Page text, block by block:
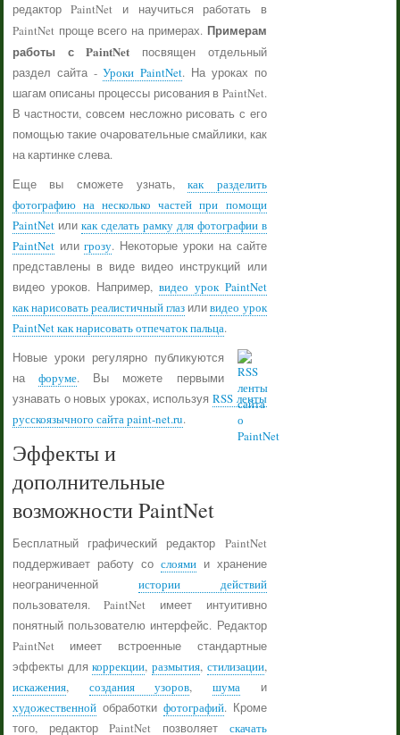
редактор PaintNet и научиться работать в
PaintNet проще всего на примерах. Примерам
работы с PaintNet посвящен отдельный
раздел сайта -Уроки PaintNet. На уроках по
шагам описаны процессы рисования в PaintNet.
В частности, совсем несложно рисовать с его
помощью такие очаровательные смайлики, как
на картинке слева.
Еще вы сможете узнать,как разделить
фотографию на несколько частей при помощи
PaintNetили как сделать рамку для фотографии в
PaintNetилигрозу. Некоторые уроки на сайте
представлены в виде видео инструкций или
видео уроков. Например, видео урок PaintNet
как нарисовать реалистичный глаз иливидео урок
PaintNet как нарисовать отпечаток пальца.
Новые уроки регулярно публикуются
нафоруме. Вы можете первыми
узнавать о новых уроках, используя RSS ленты
русскоязычного сайта paint-net.ru.
Эффекты и
дополнительные
возможности PaintNet
Бесплатный графический редактор PaintNet
поддерживает работу со слоямии хранение
неограниченной истории действий
пользователя. PaintNet имеет интуитивно
понятный пользователю интерфейс. Редактор
PaintNet имеет встроенные стандартные
эффекты длякоррекции, размытия, стилизации,
искажения, создания узоров, шумаи
художественнойобработки фотографий. Кроме
того, редактор PaintNet позволяет скачать